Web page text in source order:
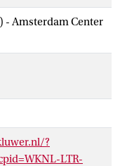
- Amsterdam Center
?
LTR-